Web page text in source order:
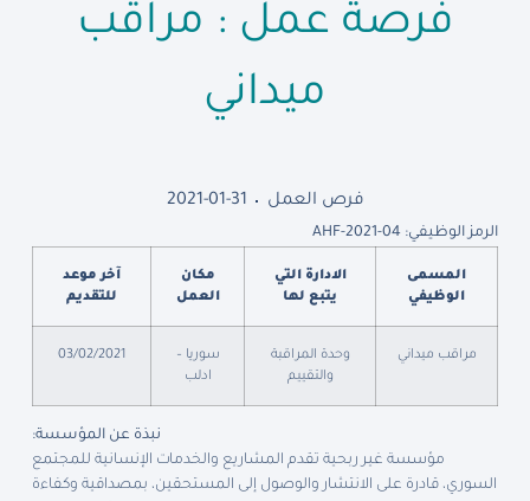
فرصة عمل : مراقب
ميداني
فرص العمل 2021-01-31
الرمز الوظيفي: AHF-2021-04
المسمى
الوظيفي
الادارة التي
يتبع لها
مكان
العمل
آخر موعد
للتقديم
مراقب ميداني
وحدة المراقبة
والتقييم
سوريا –
ادلب
03/02/2021
نبذة عن المؤسسة:
مؤسسة غير ربحية تقدم المشاريع والخدمات الإنسانية للمجتمع
السوري، قادرة على الانتشار والوصول إلى المستحقين، بمصداقية وكفاءة